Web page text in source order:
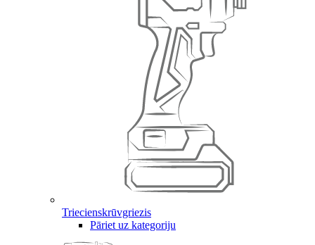
Triecienskrūvgriezis
Pāriet uz kategoriju